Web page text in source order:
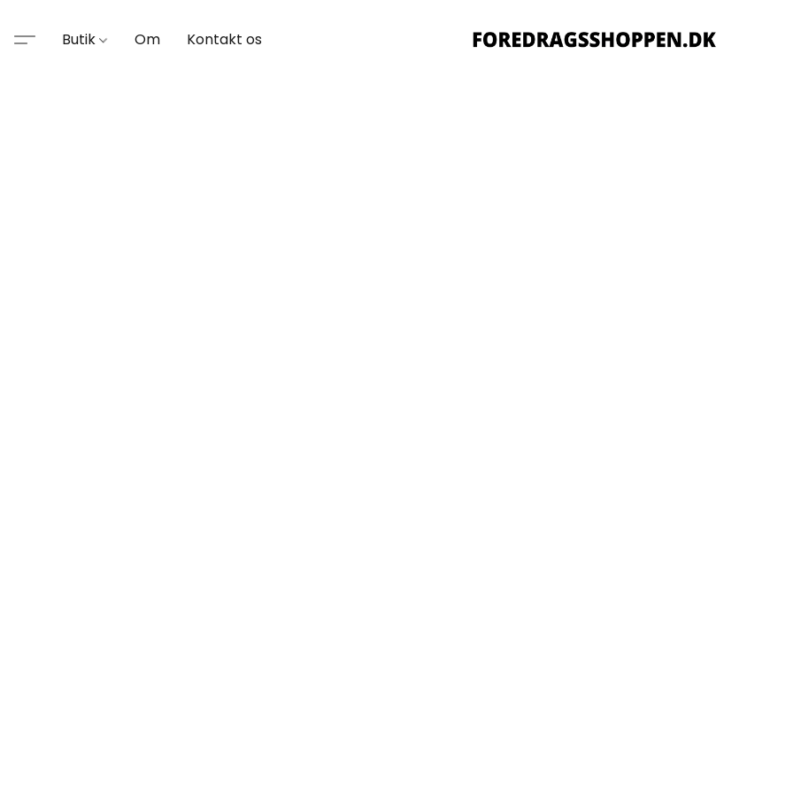
Butik Om Kontakt os